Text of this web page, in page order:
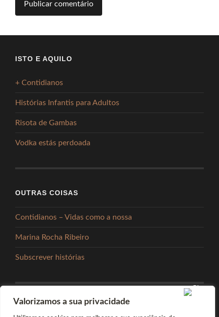
Valorizamos a sua privacidade
ISTO E AQUILO
+ Contidianos
Histórias Infantis para Adultos
Risota de Gambas
Vodka estás perdoada
OUTRAS COISAS
Contidianos – Vidas como a nossa
Marina Rocha Ribeiro
Subscrever histórias